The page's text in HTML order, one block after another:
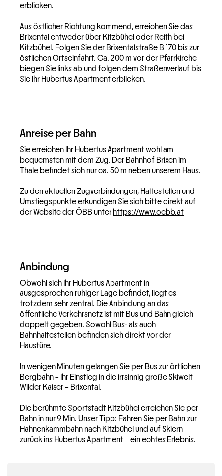
erblicken.
Aus östlicher Richtung kommend, erreichen Sie das
Brixental entweder über Kitzbühel oder Reith bei
Kitzbühel. Folgen Sie der Brixentalstraße B 170 bis zur
östlichen Ortseinfahrt. Ca. 200 m vor der Pfarrkirche
biegen Sie links ab und folgen dem Straßenverlauf bis
Sie Ihr Hubertus Apartment erblicken.
Anreise per Bahn
Sie erreichen Ihr Hubertus Apartment wohl am
bequemsten mit dem Zug. Der Bahnhof Brixen im
Thale befindet sich nur ca. 50 m neben unserem Haus.
Zu den aktuellen Zugverbindungen, Haltestellen und
Umstiegspunkte erkundigen Sie sich bitte direkt auf
der Website der ÖBB unter https://www.oebb.at
Anbindung
Obwohl sich Ihr Hubertus Apartment in
ausgesprochen ruhiger Lage befindet, liegt es
trotzdem sehr zentral. Die Anbindung an das
öffentliche Verkehrsnetz ist mit Bus und Bahn gleich
doppelt gegeben. Sowohl Bus- als auch
Bahnhaltestellen befinden sich direkt vor der
Haustüre.
In wenigen Minuten gelangen Sie per Bus zur örtlichen
Bergbahn – Ihr Einstieg in die irrsinnig große Skiwelt
Wilder Kaiser – Brixental.
Die berühmte Sportstadt Kitzbühel erreichen Sie per
Bahn in nur 9 Min. Unser Tipp: Fahren Sie per Bahn zur
Hahnenkammbahn nach Kitzbühel und auf Skiern
zurück ins Hubertus Apartment – ein echtes Erlebnis.